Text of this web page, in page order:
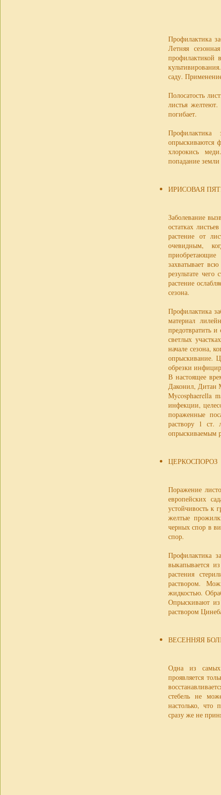
Профилактика
Летняя
профилактикой
саду.
Полосатость
листья
погибает.
Профилактика
хлорокись
попадание
ИРИСОВАЯ
Заболевание
остатках
растение от
очевидным,
захватывает
результате
растение
сезона.
Профилактика
материал
предотвратить
светлых
начале сезона,
опрыскивание.
обрезки
В настоящее
Даконил, Дитан
Mycosphaerella
инфекции,
пораженные
раствору 1 ст.
опрыскиваемым
ЦЕРКОСПОРОЗ
Поражение
европейских
устойчивость к
желтые
черных спор в
спор.
Профилактика
выкапывается
растения
раствором.
жидкостью.
Опрыскивают
раствором
ВЕСЕННЯЯ
Одна из самых
проявляется
стебель не
настолько, что
сразу же не